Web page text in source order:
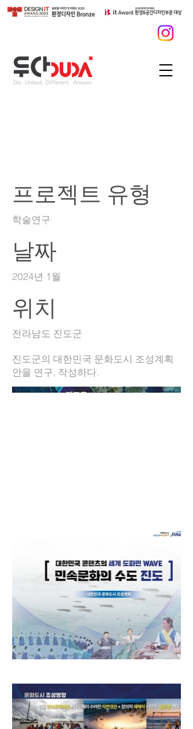
프로젝트 유형
학술연구
날짜
2024년 1월
위치
전라남도 진도군
진도군의 대한민국 문화도시 조성계획
안을 연구, 작성하다.